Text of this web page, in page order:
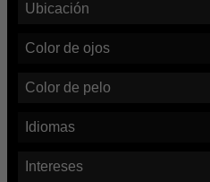
Ubicación
Color de ojos
Color de pelo
Idiomas
Intereses